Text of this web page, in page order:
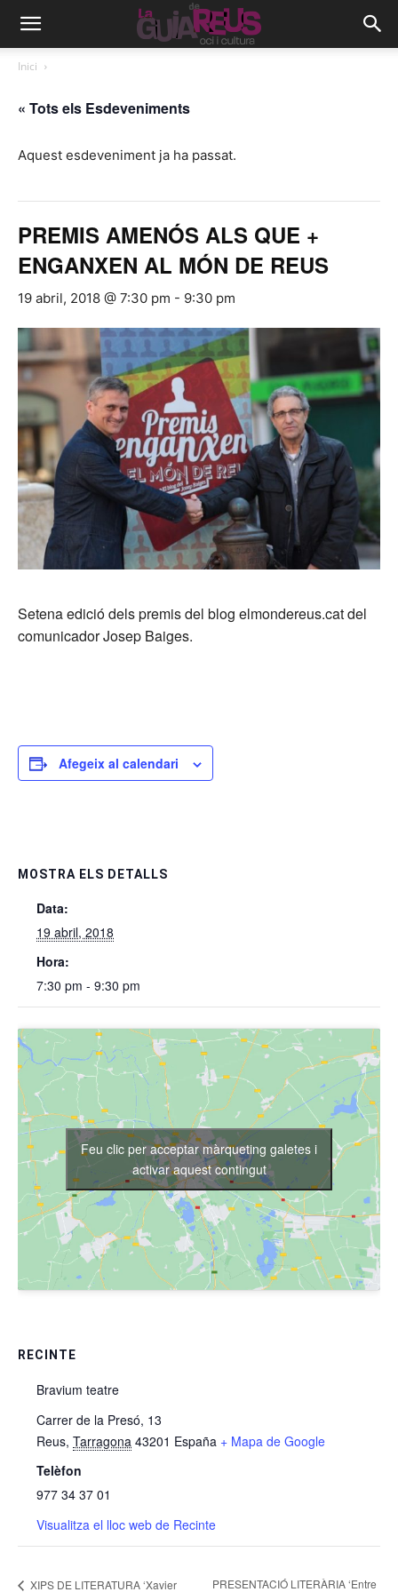
Inici
« Tots els Esdeveniments
Aquest esdeveniment ja ha passat.
PREMIS AMENÓS ALS QUE +
ENGANXEN AL MÓN DE REUS
19 abril, 2018 @ 7:30 pm - 9:30 pm
Setena edició dels premis del blog elmondereus.cat del
comunicador Josep Baiges.
Afegeix al calendari
MOSTRA ELS DETALLS
Data:
19 abril, 2018
Hora:
7:30 pm - 9:30 pm
RECINTE
Bravium teatre
Carrer de la Presó, 13
Reus, Tarragona 43201 España + Mapa de Google
Telèfon
977 34 37 01
Visualitza el lloc web de Recinte
Feu clic per acceptar màrqueting galetes i
activar aquest contingut
XIPS DE LITERATURA ‘Xavier PRESENTACIÓ LITERÀRIA ‘Entre